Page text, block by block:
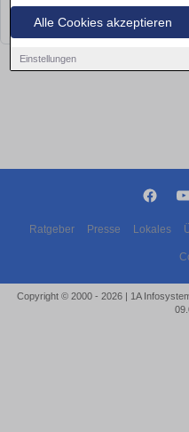
Alle Cookies akzeptieren
Einstellungen
Leider konnten wir derzeit keine
bald wieder vorbei!
Ratgeber Presse Lokales
Copyright © 2000 - 2026 | 1A